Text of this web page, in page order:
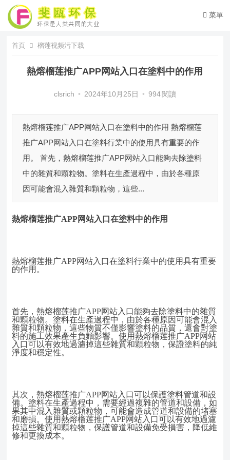
菜單
首頁 榴莲视频污下载
熱熔榴莲推广APP网站入口在塗料中的作用
clsrich • 2024年10月25日 • 994 閱讀
熱熔榴莲推广APP网站入口在塗料中的作用 熱熔榴莲
推广APP网站入口在塗料行業中的使用具有重要的作
用。 首先，熱熔榴莲推广APP网站入口能夠去除塗料
中的雜質和顆粒物。塗料在生產過程中，由於各種原
因可能會混入雜質和顆粒物，這些...
熱熔榴莲推广APP网站入口在塗料中的作用
熱熔榴莲推广APP网站入口在塗料行業中的使用具有重要
的作用。
首先，熱熔榴莲推广APP网站入口能夠去除塗料中的雜質
和顆粒物。塗料在生產過程中，由於各種原因可能會混入
雜質和顆粒物，這些物質不僅影響塗料的品質，還會對塗
料的施工效果產生負麵影響。使用熱熔榴莲推广APP网站
入口可以有效地過濾掉這些雜質和顆粒物，保證塗料的純
淨度和穩定性。
其次，熱熔榴莲推广APP网站入口可以保護塗料管道和設
備。塗料在生產過程中，需要經過複雜的管道和設備，如
果其中混入雜質或顆粒物，可能會造成管道和設備的堵塞
和磨損。使用熱熔榴莲推广APP网站入口可以有效地過濾
掉這些雜質和顆粒物，保護管道和設備免受損害，降低維
修和更換成本。